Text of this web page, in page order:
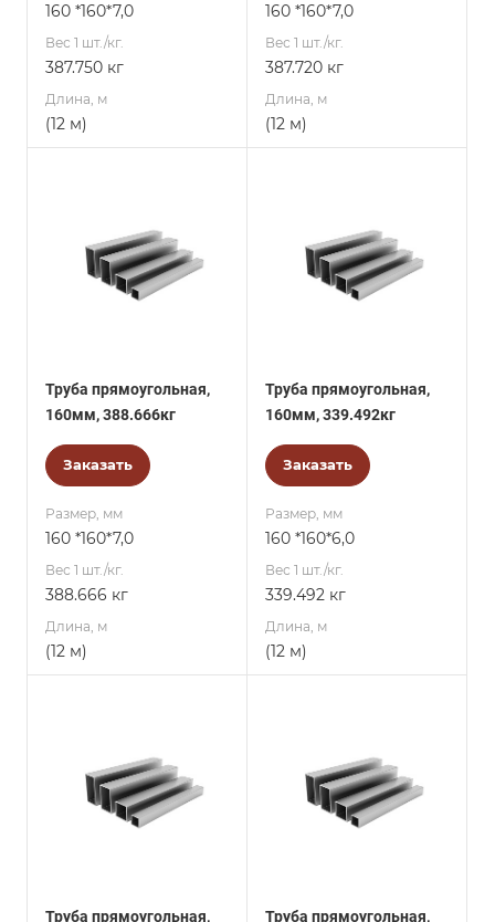
160 *160*7,0
Вес 1 шт./кг.
387.750 кг
Длина, м
(12 м)
160 *160*7,0
Вес 1 шт./кг.
387.720 кг
Длина, м
(12 м)
Труба прямоугольная,
160мм, 388.666кг
Заказать
Размер, мм
160 *160*7,0
Вес 1 шт./кг.
388.666 кг
Длина, м
(12 м)
Труба прямоугольная,
160мм, 339.492кг
Заказать
Размер, мм
160 *160*6,0
Вес 1 шт./кг.
339.492 кг
Длина, м
(12 м)
Труба прямоугольная, Труба прямоугольная,